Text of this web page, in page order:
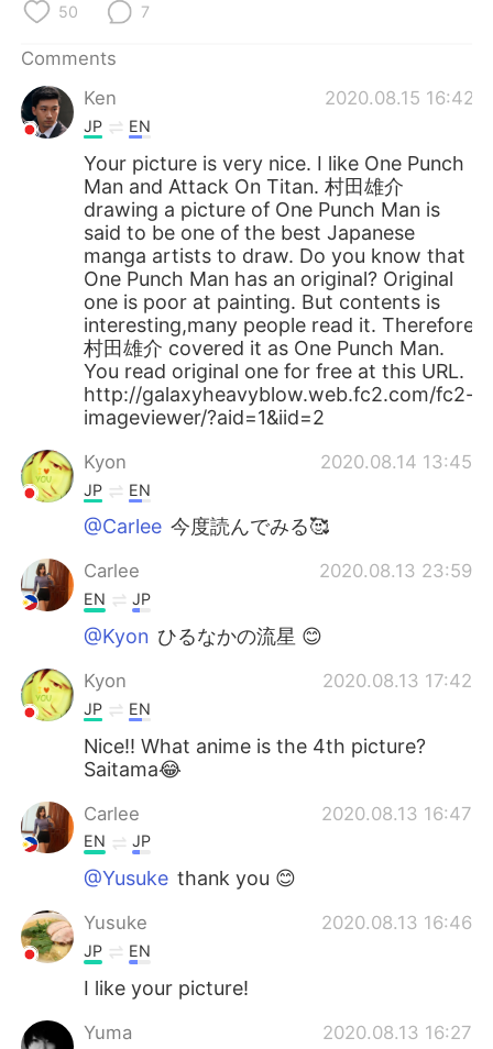
50 7
Comments
Ken
2020.08.15 16:42
JP EN
Your picture is very nice. I like One Punch
Man and Attack On Titan. 村田雄介
drawing a picture of One Punch Man is
said to be one of the best Japanese
manga artists to draw. Do you know that
One Punch Man has an original? Original
one is poor at painting. But contents is
interesting,many people read it. Therefore
村田雄介 covered it as One Punch Man.
You read original one for free at this URL.
http://galaxyheavyblow.web.fc2.com/fc2-
imageviewer/?aid=1&iid=2
Kyon 2020.08.14 13:45
JP EN
@Carlee 今度読んでみる🥰
Carlee 2020.08.13 23:59
EN JP
@Kyon ひるなかの流星 😊
Kyon 2020.08.13 17:42
JP EN
Nice!! What anime is the 4th picture?
Saitama😂
Carlee 2020.08.13 16:47
EN JP
@Yusuke thank you 😊
Yusuke 2020.08.13 16:46
JP EN
I like your picture!
Yuma 2020.08.13 16:27